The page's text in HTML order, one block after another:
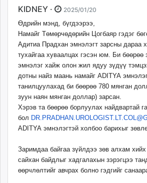
KIDNEY ·
2025/01/20
Өдрийн мэнд, бүгдээрээ,
Намайг Төмөрчөдөрийн Цогбаяр гэдэг
Адитиа Прадхан эмнэлэгт зарсны дараа
тухайгаа хуваалцах гэсэн юм. Би бөөрөө
эмнэлэг хайж олон жил ядуу зүдүү
дотны найз маань намайг ADITYA
танилцуулахад би бөөрөө 780 мянган
зуун наян мянган доллар) зарсан.
Хэрэв та бөөрөө борлуулах найдвартай
бол DR.PRADHAN.UROLOGIST.LT.COL@
ADITYA эмнэлэгтэй холбоо барихыг
Заримдаа байгаа зүйлдээ зөв алхам
сайхан байдлыг хадгалахын зэрэгцээ
өөрчлөлтийг авчрах болно гэдгийг